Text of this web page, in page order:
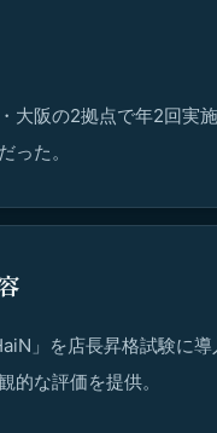
大阪の2拠点で年2回実
った。
」を店長昇格試験に
的な評価を提供。